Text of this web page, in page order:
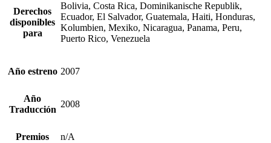
Derechos
disponibles
para
Bolivia, Costa Rica, Dominikanische Republik,
Ecuador, El Salvador, Guatemala, Haiti, Honduras,
Kolumbien, Mexiko, Nicaragua, Panama, Peru,
Puerto Rico, Venezuela
Año estreno 2007
Año
Traducción
2008
Premios n/A